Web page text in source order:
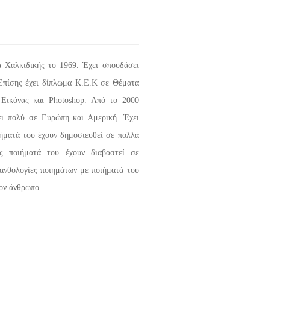
το 1969. Έχει σπουδάσει
έχει δίπλωμα Κ.Ε.Κ σε Θέματα
Εικόνας και Photoshop. Από το 2000
πολύ σε Ευρώπη και Αμερική .Έχει
του έχουν δημοσιευθεί σε πολλά
ποιήματά του έχουν διαβαστεί σε
ποιημάτων με ποιήματά του
άνθρωπο.